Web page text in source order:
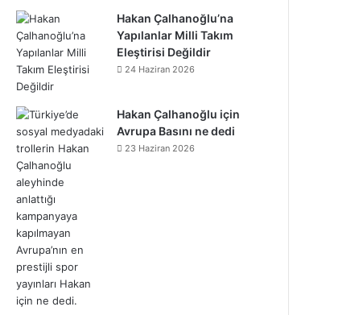
Hakan Çalhanoğlu’na
Yapılanlar Milli Takım
Eleştirisi Değildir
24 Haziran 2026
Hakan Çalhanoğlu için
Avrupa Basını ne dedi
23 Haziran 2026